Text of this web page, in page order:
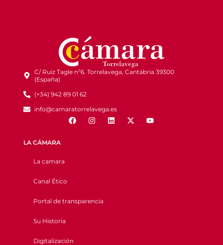
C/ Ruiz Tagle nº6. Torrelavega, Cantabria 39300
(España)
(+34) 942 89 01 62
info@camaratorrelavega.es
LA CÁMARA
La camara
Canal Ético
Portal de transparencia
Su Historia
Digitalización